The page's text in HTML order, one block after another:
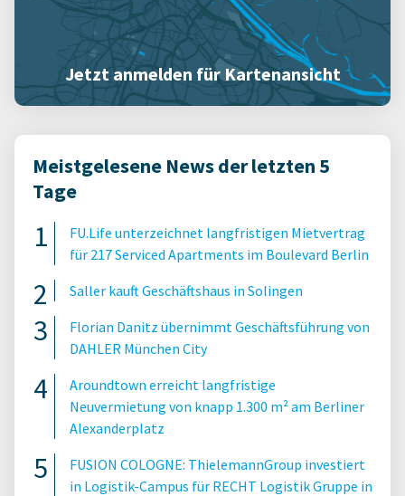
Jetzt anmelden für Kartenansicht
Meistgelesene News der letzten 5
Tage
FU.Life unterzeichnet langfristigen Mietvertrag
für 217 Serviced Apartments im Boulevard Berlin
Saller kauft Geschäftshaus in Solingen
Florian Danitz übernimmt Geschäftsführung von
DAHLER München City
Aroundtown erreicht langfristige
Neuvermietung von knapp 1.300 m² am Berliner
Alexanderplatz
FUSION COLOGNE: ThielemannGroup investiert
in Logistik-Campus für RECHT Logistik Gruppe in